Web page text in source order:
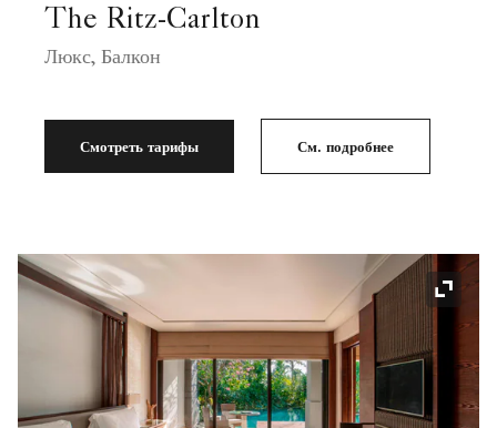
The Ritz-Carlton
Люкс, Балкон
Смотреть тарифы См. подробнее